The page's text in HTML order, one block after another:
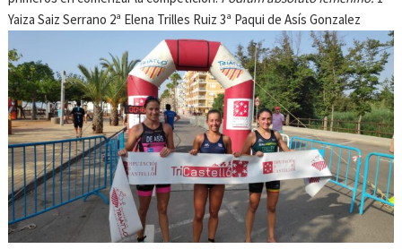
Yaiza Saiz Serrano 2ª Elena Trilles Ruiz 3ª Paqui de Asís Gonzalez